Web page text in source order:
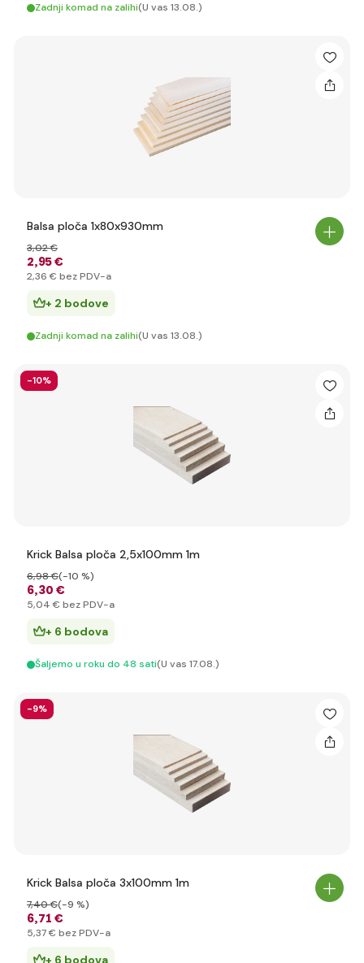
Zadnji komad na zalihi(U vas 13.08.)
Balsa ploča 1x80x930mm
2,95 €
3,02 €
2,36 € bez PDV-a
+ 2 bodove
Zadnji komad na zalihi(U vas 13.08.)
-10%
Krick Balsa ploča 2,5x100mm 1m
6,30 €
6,98 €(-10 %)
5,04 € bez PDV-a
+ 6 bodova
Šaljemo u roku do 48 sati(U vas 17.08.)
-9%
Krick Balsa ploča 3x100mm 1m
6,71 €
7,40 €(-9 %)
5,37 € bez PDV-a
+ 6 bodova